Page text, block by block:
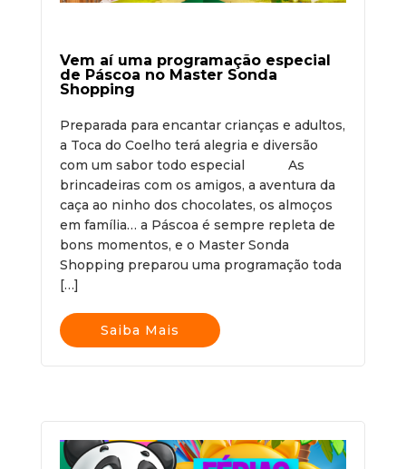
Vem aí uma programação especial
de Páscoa no Master Sonda
Shopping
Preparada para encantar crianças e adultos,
a Toca do Coelho terá alegria e diversão
com um sabor todo especial As
brincadeiras com os amigos, a aventura da
caça ao ninho dos chocolates, os almoços
em família… a Páscoa é sempre repleta de
bons momentos, e o Master Sonda
Shopping preparou uma programação toda
[…]
Saiba Mais